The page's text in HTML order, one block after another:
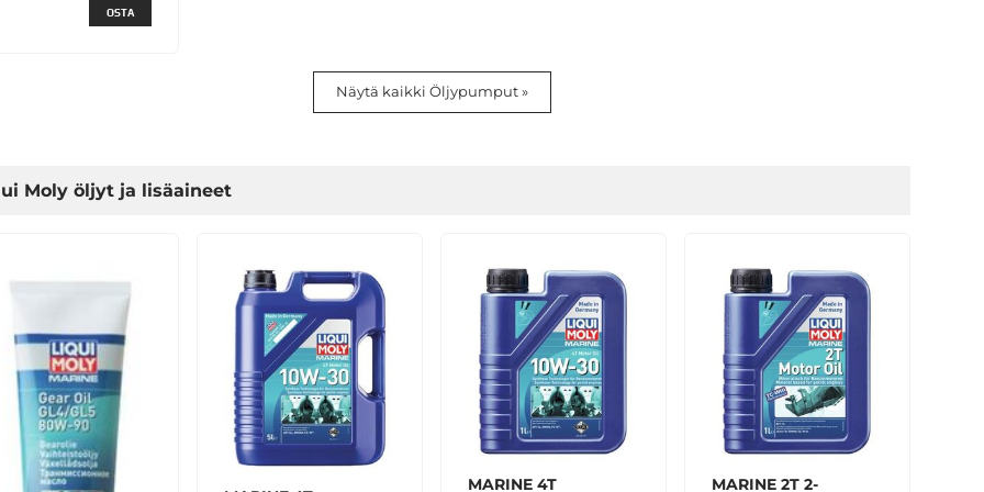
OSTA
Näytä kaikki Öljypumput »
Moly öljyt ja lisäaineet
MARINE 4T MARINE 2T 2-